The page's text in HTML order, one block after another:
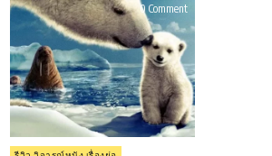
0 Commenton
Arctic
การ
เดิน
ทาง
แห่ง
อาร์กติก
(2007)